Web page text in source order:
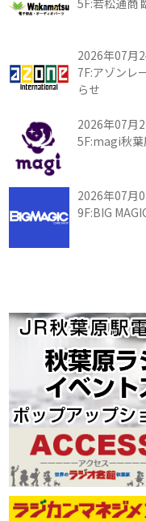
5F:若松通商
2026年07月
7F:アゾンレ
らせ
2026年07月
5F:magi秋葉
2026年07月
9F:BIG